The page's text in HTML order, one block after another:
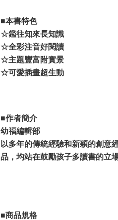
■本書特色
☆鑑往知來長知識
☆全彩注音好閱讀
☆主題豐富附實景
☆可愛插畫超生動
■作者簡介
幼福編輯部
以多年的傳統經驗和新穎的創
品，均站在鼓勵孩子多讀書的立
■商品規格